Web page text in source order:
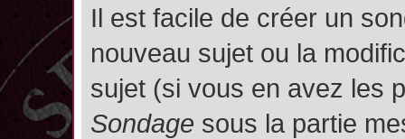
Il est facile de créer un
nouveau sujet ou la
sujet (si vous en avez les
Sondage sous la partie